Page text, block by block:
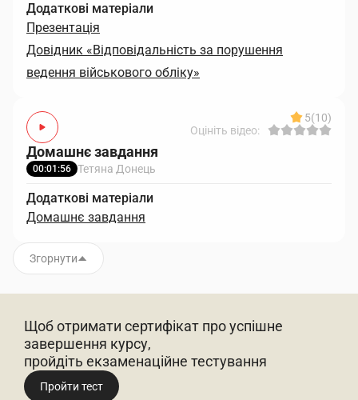
Додаткові матеріали
Презентація
Довідник «Відповідальність за порушення
ведення військового обліку»
5(10)
Оцініть відео:
Домашнє завдання
00:01:56 Тетяна Донець
Додаткові матеріали
Домашнє завдання
Згорнути
Щоб отримати сертифікат про успішне
завершення курсу,
пройдіть екзаменаційне тестування
Пройти тест